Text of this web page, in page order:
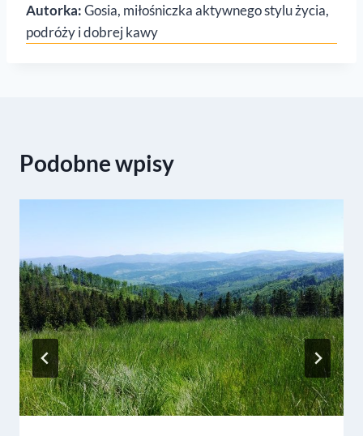
Autorka:Gosia, miłośniczka aktywnego stylu życia,
podróży i dobrej kawy
Podobne wpisy